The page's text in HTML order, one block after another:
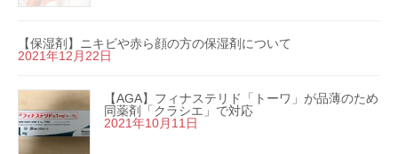
【保湿剤】ニキビや赤ら顔の方の保湿剤について
2021年12月22日
【AGA】フィナステリド「トーワ」が品薄のため
同薬剤「クラシエ」で対応
2021年10月11日